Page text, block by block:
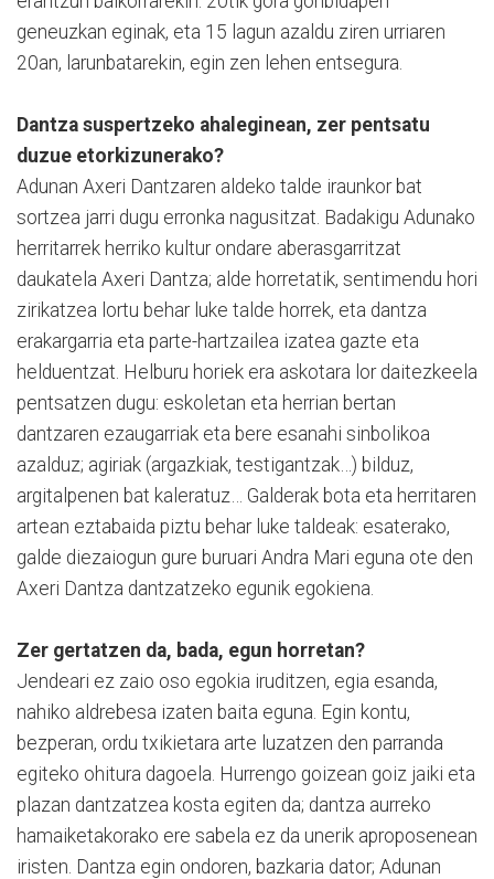
geneuzkan eginak, eta 15 lagun azaldu ziren urriaren
20an, larunbatarekin, egin zen lehen entsegura.
Dantza suspertzeko ahaleginean, zer pentsatu
duzue etorkizunerako?
Adunan Axeri Dantzaren aldeko talde iraunkor bat
sortzea jarri dugu erronka nagusitzat. Badakigu Adunako
herritarrek herriko kultur ondare aberasgarritzat
daukatela Axeri Dantza; alde horretatik, sentimendu hori
zirikatzea lortu behar luke talde horrek, eta dantza
erakargarria eta parte-hartzailea izatea gazte eta
helduentzat. Helburu horiek era askotara lor daitezkeela
pentsatzen dugu: eskoletan eta herrian bertan
dantzaren ezaugarriak eta bere esanahi sinbolikoa
azalduz; agiriak (argazkiak, testigantzak…) bilduz,
argitalpenen bat kaleratuz… Galderak bota eta herritaren
artean eztabaida piztu behar luke taldeak: esaterako,
galde diezaiogun gure buruari Andra Mari eguna ote den
Axeri Dantza dantzatzeko egunik egokiena.
Zer gertatzen da, bada, egun horretan?
Jendeari ez zaio oso egokia iruditzen, egia esanda,
nahiko aldrebesa izaten baita eguna. Egin kontu,
bezperan, ordu txikietara arte luzatzen den parranda
egiteko ohitura dagoela. Hurrengo goizean goiz jaiki eta
plazan dantzatzea kosta egiten da; dantza aurreko
hamaiketakorako ere sabela ez da unerik aproposenean
iristen. Dantza egin ondoren, bazkaria dator; Adunan